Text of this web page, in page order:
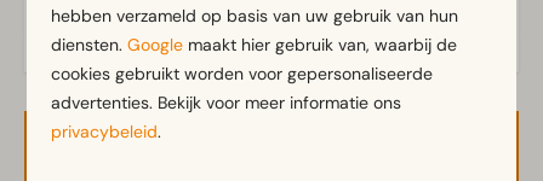
hebben verzameld op basis van uw gebruik van hun
diensten.Google maakt hier gebruik van, waarbij de
cookies gebruikt worden voor gepersonaliseerde
advertenties. Bekijk voor meer informatie ons
privacybeleid.